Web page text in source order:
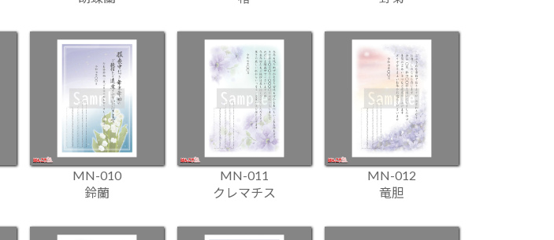
MN-010
鈴蘭
MN-011
クレマチス
MN-012
竜胆